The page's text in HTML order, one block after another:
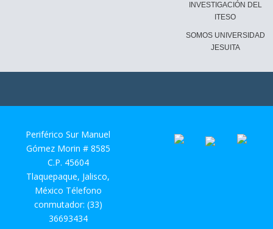
INVESTIGACIÓN DEL
ITESO
SOMOS UNIVERSIDAD
JESUITA
Periférico Sur Manuel
Gómez Morin # 8585
C.P. 45604
Tlaquepaque, Jalisco,
México Télefono
conmutador: (33)
36693434